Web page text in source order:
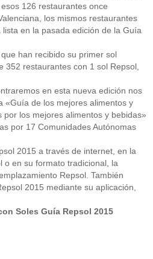
126 restaurantes once
los mismos restaurantes
en la pasada edición de la Guía
han recibido su primer sol
352 restaurantes con 1 sol Repsol,
en esta nueva edición nos
«Guía de los mejores alimentos y
los mejores alimentos y bebidas»
por 17 Comunidades Autónomas
2015 a través de internet, en la
o en su formato tradicional, la
Repsol. También
2015 mediante su aplicación,
Soles Guía Repsol 2015